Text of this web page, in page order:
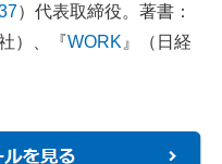
）代表取締役。著書：
）、『WORK 』（日経